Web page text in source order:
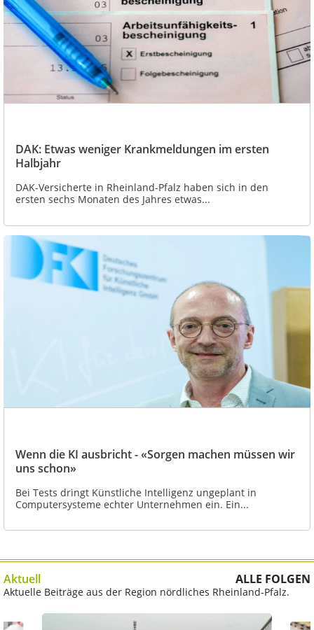
DAK: Etwas weniger Krankmeldungen im ersten
Halbjahr
DAK-Versicherte in Rheinland-Pfalz haben sich in den
ersten sechs Monaten des Jahres etwas...
Wenn die KI ausbricht - «Sorgen machen müssen wir
uns schon»
Bei Tests dringt Künstliche Intelligenz ungeplant in
Computersysteme echter Unternehmen ein. Ein...
Aktuell ALLE FOLGEN
Aktuelle Beiträge aus der Region nördliches Rheinland-Pfalz.